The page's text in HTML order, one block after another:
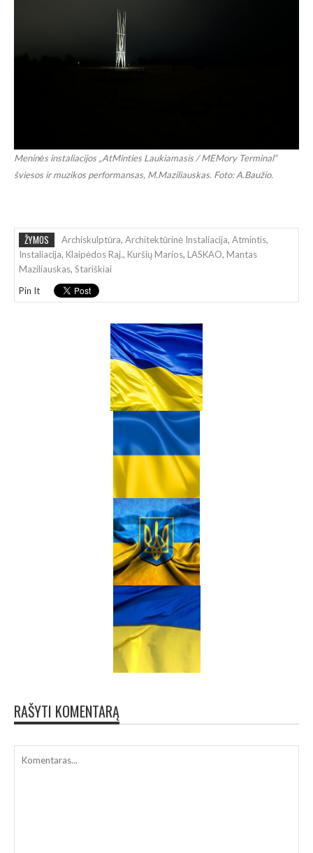
Meninės instaliacijos „AtMinties Laukiamasis / MEMory Terminal“
šviesos ir muzikos performansas, M.Maziliauskas. Foto: A.Baužio.
ŽYMOS Archiskulptūra, Architektūrinė Instaliacija, Atmintis,
Instaliacija, Klaipėdos Raj., Kuršių Marios, LASKAO, Mantas
Maziliauskas, Stariškiai
Pin It
RAŠYTI KOMENTARĄ